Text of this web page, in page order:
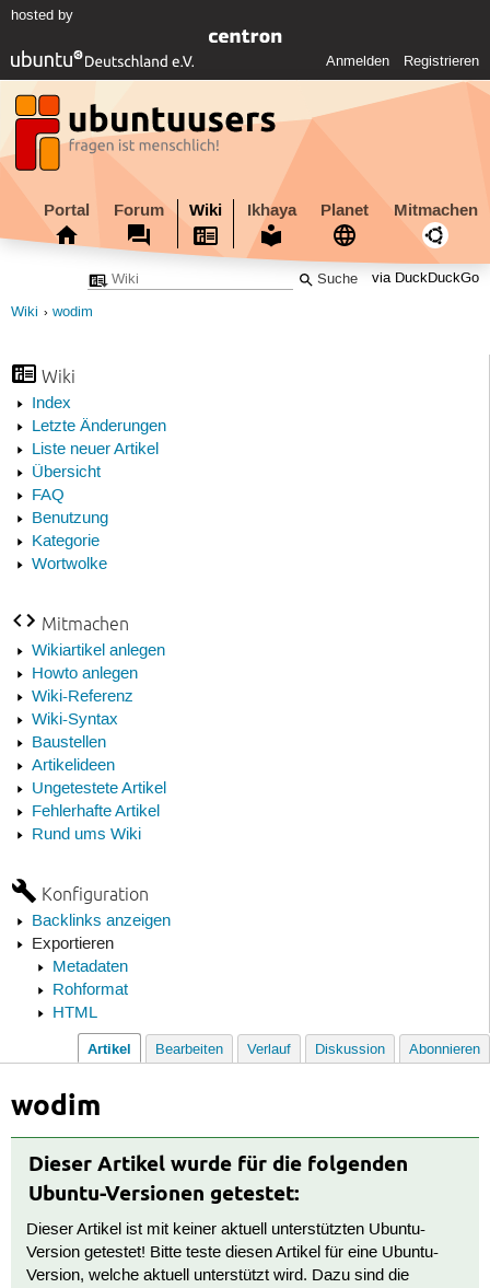
hosted by
Anmelden Registrieren
Portal Forum Wiki Ikhaya Planet Mitmachen
via DuckDuckGo
Wiki wodim
Wiki
Index
Letzte Änderungen
Liste neuer Artikel
Übersicht
FAQ
Benutzung
Kategorie
Wortwolke
Mitmachen
Wikiartikel anlegen
Howto anlegen
Wiki-Referenz
Wiki-Syntax
Baustellen
Artikelideen
Ungetestete Artikel
Fehlerhafte Artikel
Rund ums Wiki
Konfiguration
Backlinks anzeigen
Exportieren
Metadaten
Rohformat
HTML
Artikel Bearbeiten Verlauf Diskussion Abonnieren
wodim
Dieser Artikel wurde für die folgenden
Ubuntu-Versionen getestet:
Dieser Artikel ist mit keiner aktuell unterstützten Ubuntu-
Version getestet! Bitte teste diesen Artikel für eine Ubuntu-
Version, welche aktuell unterstützt wird. Dazu sind die